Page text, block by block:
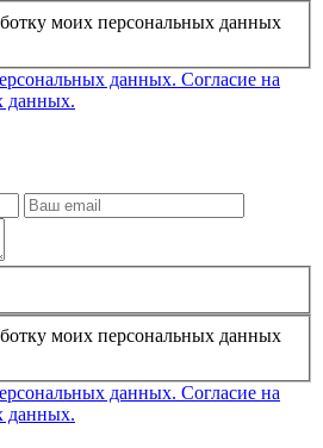
моих персональных данных
данных. Согласие на
данных.
моих персональных данных
данных. Согласие на
данных.